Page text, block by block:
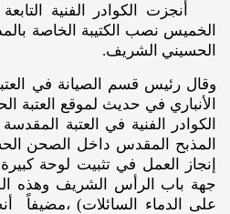
أنجزت الكوادر الفنية
الخميس نصب الكتيبة الخاصة
الحسيني الشريف.
وقال رئيس قسم الصيانة في
الأنباري في حديث لموقع العتبة
الكوادر الفنية في العتبة
المذبح المقدس داخل الصحن
إنجاز العمل في تثبيت لوحة
جهة باب الرأس الشريف وهذه
على الدماء السائلات) ،مضيفاً